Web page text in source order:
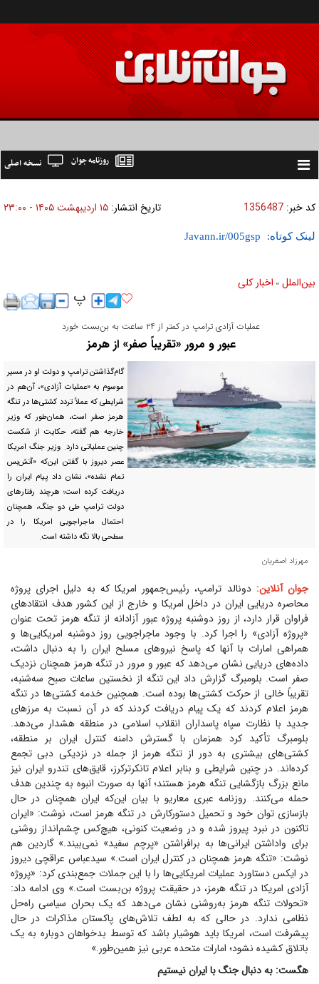
Toggle
نسخه اصلی روزنامه جوان
کد خبر: 1356487 تاریخ انتشار: ۱۵ ارديبهشت ۱۴۰۵ - ۲۳:۰۰
لینک کوتاه:
بين‌الملل » اخبار كلی
عملیات آزادی ترامپ در کمتر از ۲۴ ساعت به بن‌بست خورد
عبور و مرور «تقریباً صفر» از هرمز
گام‌گذاشتن ترامپ و دولت او در مسیر
موسوم به «عملیات آزادی»، آن‌هم در
شرایطی که عملاً تردد کشتی‌ها در تنگه
هرمز صفر است، همان‌طور که وزیر
خارجه هم گفته، حکایت از شکست
چنین عملیاتی دارد. وزیر جنگ امریکا
عصر دیروز با گفتن این‌که «آتش‌بس
تمام نشده»، نشان داد پیام ایران را
دریافت کرده است؛ هرچند رفتار‌های
دولت ترامپ طی دو جنگ، همچنان
احتمال ماجراجویی امریکا را در
سطحی بالا نگه داشته است.
مهرزاد اصغریان
جوان آنلاین:دونالد ترامپ، رئیس‌جمهور امریکا که به دلیل اجرای پروژه
محاصره دریایی ایران در داخل امریکا و خارج از این کشور هدف انتقاد‌های
فراوان قرار دارد، از روز دوشنبه پروژه عبور آزادانه از تنگه هرمز تحت عنوان
«پروژه آزادی» را اجرا کرد. با وجود ماجراجویی روز دوشنبه امریکایی‌ها و
همراهی امارات با آنها که پاسخ نیرو‌های مسلح ایران را به دنبال داشت،
داده‌های دریایی نشان می‌دهد که عبور و مرور در تنگه هرمز همچنان نزدیک
صفر است. بلومبرگ گزارش داد این تنگه از نخستین ساعات صبح سه‌شنبه،
تقریباً خالی از حرکت کشتی‌ها بوده است. همچنین خدمه کشتی‌ها در تنگه
هرمز اعلام کردند که یک پیام دریافت کردند که در آن نسبت به مرز‌های
جدید با نظارت سپاه پاسداران انقلاب اسلامی در منطقه هشدار می‌دهد.
بلومبرگ تأکید کرد همزمان با گسترش دامنه کنترل ایران بر منطقه،
کشتی‌های بیشتری به دور از تنگه هرمز از جمله در نزدیکی دبی تجمع
کرده‌اند. در چنین شرایطی و بنابر اعلام تانکرترکرز، قایق‌های تندرو ایران نیز
مانع بزرگ بازگشایی تنگه هرمز هستند؛ آنها به صورت انبوه به چندین هدف
حمله می‌کنند. روزنامه عبری معاریو با بیان این‌که ایران همچنان در حال
بازسازی توان خود و تحمیل دستورکارش در تنگه هرمز است، نوشت: «ایران
تاکنون در نبرد پیروز شده و در وضعیت کنونی، هیچ‌کس چشم‌انداز روشنی
برای واداشتن ایرانی‌ها به برافراشتن «پرچم سفید» نمی‌بیند.» گاردین هم
نوشت: «تنگه هرمز همچنان در کنترل ایران است.» سیدعباس عراقچی دیروز
در ایکس دستاورد عملیات امریکایی‌ها را با این جملات جمع‌بندی کرد: «پروژه
آزادی امریکا در تنگه هرمز، در حقیقت پروژه بن‌بست است.» وی ادامه داد:
«تحولات تنگه هرمز به‌روشنی نشان می‌دهد که یک بحران سیاسی راه‌حل
نظامی ندارد. در حالی که به لطف تلاش‌های پاکستان مذاکرات در حال
پیشرفت است، امریکا باید هوشیار باشد که توسط بدخواهان دوباره به یک
باتلاق کشیده نشود؛ امارات متحده عربی نیز همین‌طور.»
هگست: به دنبال جنگ با ایران نیستیم